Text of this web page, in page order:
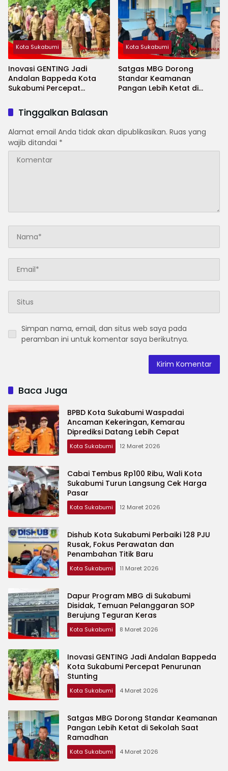
Kota Sukabumi
Inovasi GENTING Jadi
Andalan Bappeda Kota
Sukabumi Percepat
Kota Sukabumi
Satgas MBG Dorong
Standar Keamanan
Pangan Lebih Ketat di
Tinggalkan Balasan
Alamat email Anda tidak akan dipublikasikan. Ruas yang
wajib ditandai *
Simpan nama, email, dan situs web saya pada
peramban ini untuk komentar saya berikutnya.
Baca Juga
BPBD Kota Sukabumi Waspadai
Ancaman Kekeringan, Kemarau
Diprediksi Datang Lebih Cepat
Kota Sukabumi 12 Maret 2026
Cabai Tembus Rp100 Ribu, Wali Kota
Sukabumi Turun Langsung Cek Harga
Pasar
Kota Sukabumi 12 Maret 2026
Dishub Kota Sukabumi Perbaiki 128 PJU
Rusak, Fokus Perawatan dan
Penambahan Titik Baru
Kota Sukabumi 11 Maret 2026
Dapur Program MBG di Sukabumi
Disidak, Temuan Pelanggaran SOP
Berujung Teguran Keras
Kota Sukabumi 8 Maret 2026
Inovasi GENTING Jadi Andalan Bappeda
Kota Sukabumi Percepat Penurunan
Stunting
Kota Sukabumi 4 Maret 2026
Satgas MBG Dorong Standar Keamanan
Pangan Lebih Ketat di Sekolah Saat
Ramadhan
Kota Sukabumi 4 Maret 2026